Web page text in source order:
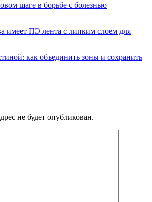
шаге в борьбе с болезнью
имеет ПЭ лента с липким слоем для
как объединить зоны и сохранить
не будет опубликован.